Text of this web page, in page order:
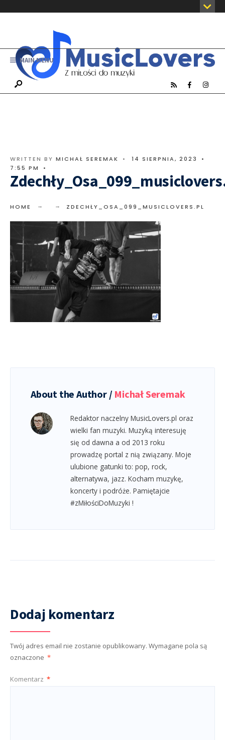
MAIN MENU
WRITTEN BY MICHAŁ SEREMAK • 14 SIERPNIA, 2023
•
7:55 PM
•
HOME ZDECHŁY_OSA_099_MUSICLOVERS.PL
About the Author / Michał Seremak
Redaktor naczelny MusicLovers.pl oraz
wielki fan muzyki. Muzyką interesuję
się od dawna a od 2013 roku
prowadzę portal z nią związany. Moje
ulubione gatunki to: pop, rock,
alternatywa, jazz. Kocham muzykę,
koncerty i podróże. Pamiętajcie
#zMiłościDoMuzyki !
Dodaj komentarz
Twój adres email nie zostanie opublikowany. Wymagane pola są
oznaczone *
Komentarz *